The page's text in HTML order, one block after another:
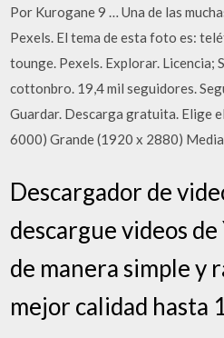
Por Kurogane 9 … Una de las
Pexels. El tema de esta foto es:
tounge. Pexels. Explorar. Licencia;
cottonbro. 19,4 mil seguidores.
Guardar. Descarga gratuita. Elige
6000) Grande (1920 x 2880)
Descargador de
descargue videos
de manera simple y
mejor calidad hasta